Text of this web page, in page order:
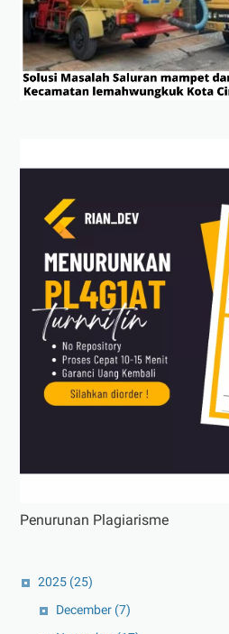
Penurunan Plagiarisme
2025 (25)
December (7)